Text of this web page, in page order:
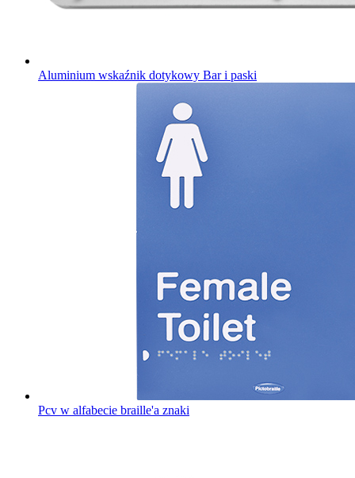
Aluminium wskaźnik dotykowy Bar i paski
Pcv w alfabecie braille'a znaki